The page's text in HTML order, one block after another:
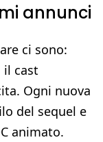
annunci
ci sono:
il cast
Ogni nuova
del sequel e
animato.